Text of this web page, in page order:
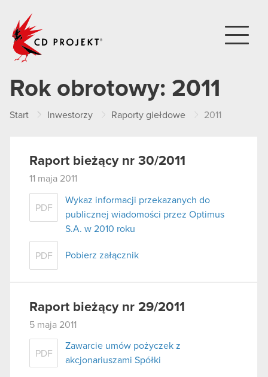
Rok obrotowy: 2011
Start Inwestorzy Raporty giełdowe 2011
Raport bieżący nr 30/2011
11 maja 2011
PDF
Wykaz informacji przekazanych do
publicznej wiadomości przez Optimus
S.A. w 2010 roku
PDF Pobierz załącznik
Raport bieżący nr 29/2011
5 maja 2011
PDF
Zawarcie umów pożyczek z
akcjonariuszami Spółki